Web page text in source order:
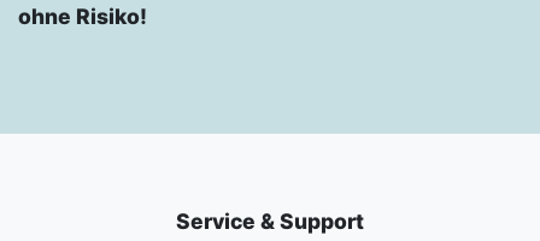
ohne Risiko!
Service & Support